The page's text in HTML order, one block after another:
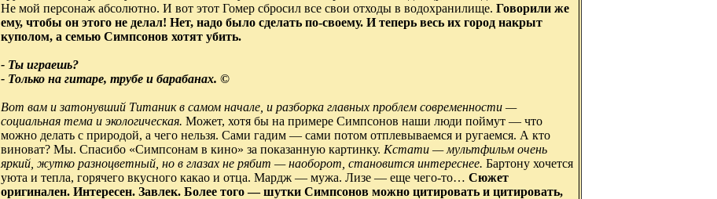
Не мой персонаж абсолютно. И вот этот Гомер сбросил все свои отходы в водохранилище. Говорили же
ему, чтобы он этого не делал! Нет, надо было сделать по-своему. И теперь весь их город накрыт
куполом, а семью Симпсонов хотят убить.
- Ты играешь?
- Только на гитаре, трубе и барабанах. ©
Вот вам и затонувший Титаник в самом начале, и разборка главных проблем современности —
социальная тема и экологическая. Может, хотя бы на примере Симпсонов наши люди поймут — что
можно делать с природой, а чего нельзя. Сами гадим — сами потом отплевываемся и ругаемся. А кто
виноват? Мы. Спасибо «Симпсонам в кино» за показанную картинку. Кстати — мультфильм очень
яркий, жутко разноцветный, но в глазах не рябит — наоборот, становится интереснее. Бартону хочется
уюта и тепла, горячего вкусного какао и отца. Мардж — мужа. Лизе — еще чего-то… Сюжет
оригинален. Интересен. Завлек. Более того — шутки Симпсонов можно цитировать и цитировать,